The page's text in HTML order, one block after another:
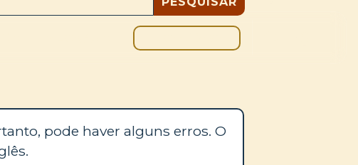
pode haver alguns erros. O